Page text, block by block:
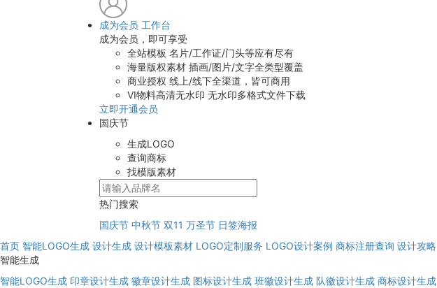
成为会员 工作台
成为会员，即可享受
全站模板 名片/工作证/门头等应有尽有
海量版权素材 插画/图片/文字全类型覆盖
商业授权 线上/线下全渠道，皆可商用
VI物料高清无水印 无水印多格式文件下载
立即开通会员
国庆节
生成LOGO
查询商标
找模版素材
热门搜索
国庆节 中秋节 双11 万圣节 日签海报
首页 智能LOGO生成 设计生成 设计模板素材 LOGO定制服务 LOGO设计案例 商标注册查询 设计攻略
智能生成
智能LOGO生成 印章设计生成 徽章设计生成 图标设计生成 班徽设计生成 队徽设计生成 商标设计生成